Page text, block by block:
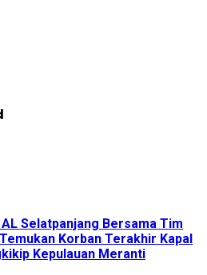
Selatpanjang Bersama Tim
Korban Terakhir Kapal
Kepulauan Meranti